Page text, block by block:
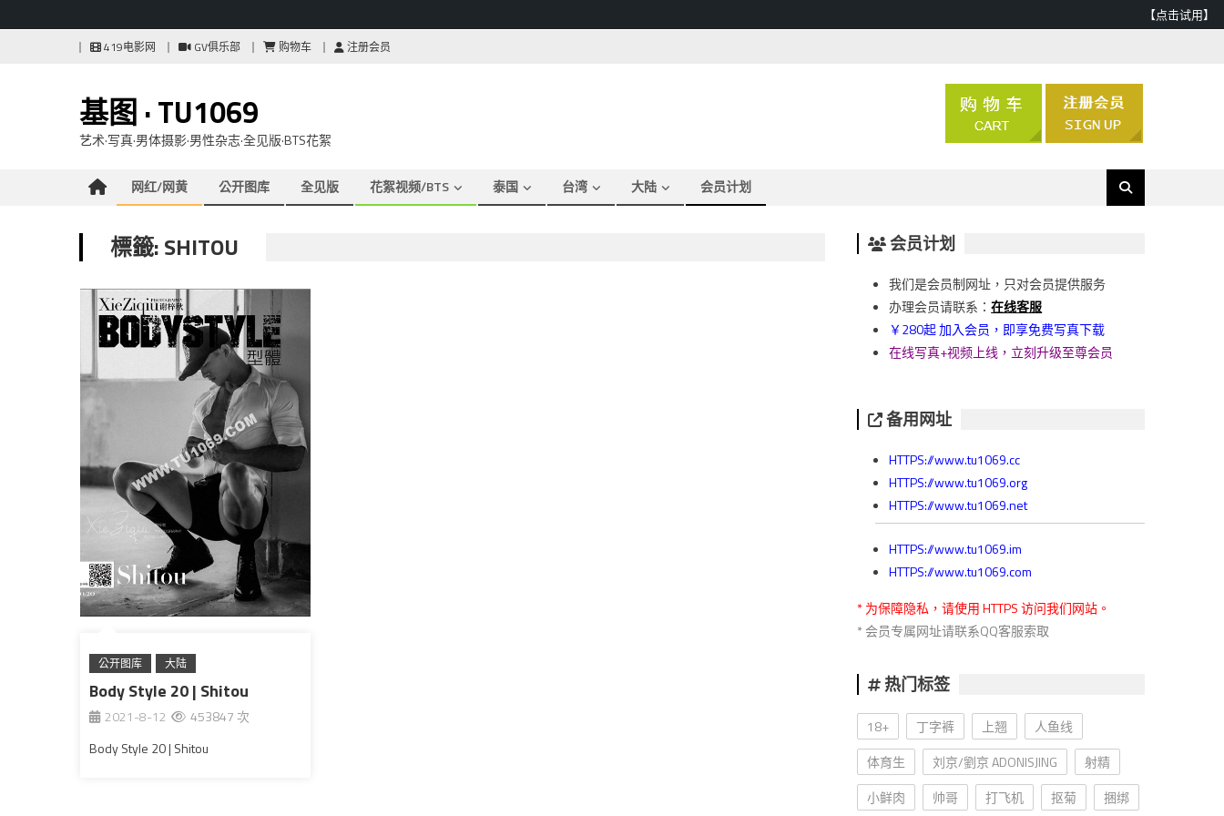
【点击试用】
419电影网 GV俱乐部 购物车 注册会员
基图 · TU1069
艺术·写真·男体摄影·男性杂志·全见版·BTS花絮
网红/网黄 公开图库 全见版 花絮视频/BTS 泰国 台湾 大陆 会员计划
標籤: SHITOU
公开图库 大陆
Body Style 20 | Shitou
2021-8-12
453847 次
Body Style 20 | Shitou
会员计划
我们是会员制网址，只对会员提供服务
办理会员请联系：在线客服
￥280起 加入会员，即享免费写真下载
在线写真+视频上线，立刻升级至尊会员
备用网址
HTTPS://www.tu1069.cc
HTTPS://www.tu1069.org
HTTPS://www.tu1069.net
HTTPS://www.tu1069.im
HTTPS://www.tu1069.com
* 为保障隐私，请使用 HTTPS 访问我们网站。
* 会员专属网址请联系QQ客服索取
热门标签
18+ 丁字裤 上翘
人鱼线
体育生
刘京/劉京 ADONISJING
射精
小鲜肉
帅哥 打飞机 抠菊 捆绑